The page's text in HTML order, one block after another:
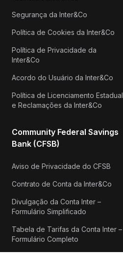
Segurança da Inter&Co
Política de Cookies da Inter&Co
Política de Privacidade da
Inter&Co
Acordo do Usuário da Inter&Co
Política de Licenciamento Estadual
e Reclamações da Inter&Co
Community Federal Savings
Bank (CFSB)
Aviso de Privacidade do CFSB
Contrato de Conta da Inter&Co
Divulgação da Conta Inter –
Formulário Simplificado
Tabela de Tarifas da Conta Inter –
Formulário Completo